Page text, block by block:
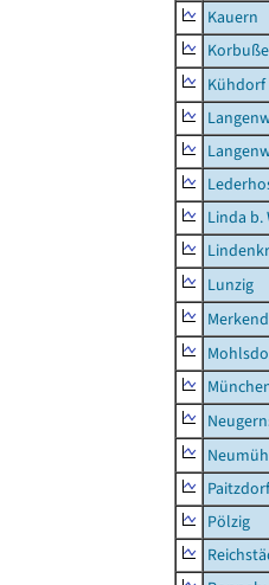
Kauern
Kühdorf
Linda b.
Lunzig
Paitzdorf
Pölzig